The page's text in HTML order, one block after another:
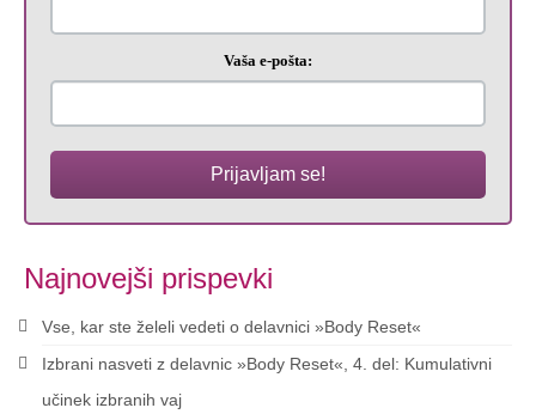
Vaša e-pošta:
Prijavljam se!
Najnovejši prispevki
Vse, kar ste želeli vedeti o delavnici »Body Reset«
Izbrani nasveti z delavnic »Body Reset«, 4. del: Kumulativni
učinek izbranih vaj